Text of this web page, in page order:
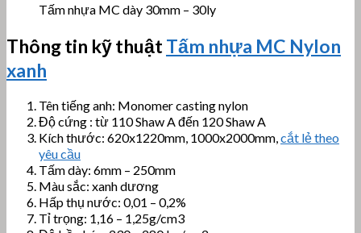
Tấm nhựa MC dày 30mm – 30ly
Thông tin kỹ thuậtTấm nhựa MC Nylon
xanh
Tên tiếng anh: Monomer casting nylon
Độ cứng : từ 110 Shaw A đến 120 Shaw A
Kích thước: 620x1220mm, 1000x2000mm, cắt lẻ theo
yêu cầu
Tấm dày: 6mm – 250mm
Màu sắc: xanh dương
Hấp thụ nước: 0,01 – 0,2%
Tỉ trọng: 1,16 – 1,25g/cm3